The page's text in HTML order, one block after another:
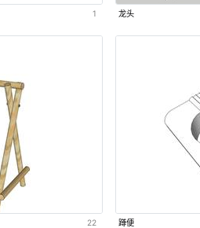
1 龙头
22 蹲便